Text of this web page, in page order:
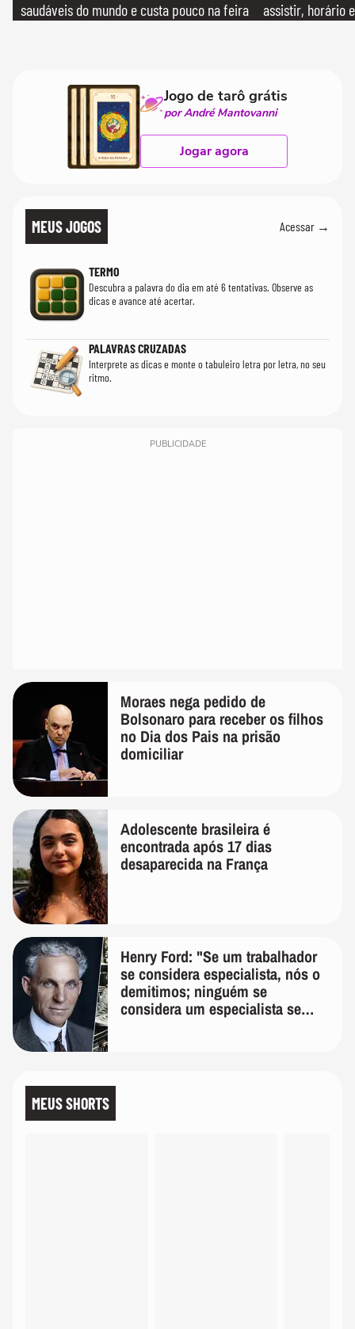
saudáveis do mundo e custa pouco na feira assistir, horário
Jogo de tarô grátis
por André Mantovanni
Jogar agora
MEUS JOGOS Acessar →
TERMO
Descubra a palavra do dia em até 6 tentativas. Observe as
dicas e avance até acertar.
PALAVRAS CRUZADAS
Interprete as dicas e monte o tabuleiro letra por letra, no seu
ritmo.
PUBLICIDADE
Moraes nega pedido de
Bolsonaro para receber os filhos
no Dia dos Pais na prisão
domiciliar
Adolescente brasileira é
encontrada após 17 dias
desaparecida na França
Henry Ford: "Se um trabalhador
se considera especialista, nós o
demitimos; ninguém se
considera um especialista se
MEUS SHORTS